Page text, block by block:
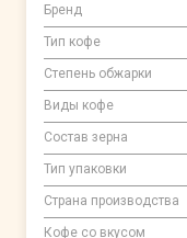
Бренд
Тип кофе
Степень обжарки
Виды кофе
Состав зерна
Тип упаковки
Страна производства
Кофе со вкусом